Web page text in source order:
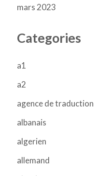
mars 2023
Categories
a1
a2
agence de traduction
albanais
algerien
allemand